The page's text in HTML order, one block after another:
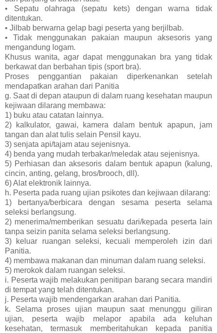
• Sepatu olahraga (sepatu kets) dengan warna tidak
ditentukan.
• Jilbab berwarna gelap bagi peserta yang berjilbab.
• Tidak menggunakan pakaian maupun aksesoris yang
mengandung logam.
Khusus wanita, agar dapat menggunakan bra yang tidak
berkawat dan berbahan tipis (sport bra).
Proses penggantian pakaian diperkenankan setelah
mendapatkan arahan dari Panitia
g. Saat di depan ataupun di dalam ruang kesehatan maupun
kejiwaan dilarang membawa:
1) buku atau catatan lainnya.
2) kalkulator, gawai, kamera dalam bentuk apapun, jam
tangan dan alat tulis selain Pensil kayu.
3) senjata api/tajam atau sejenisnya.
4) benda yang mudah terbakar/meledak atau sejenisnya.
5) Perhiasan dan aksesoris dalam bentuk apapun (kalung,
cincin, anting, gelang, bros/brooch, dll).
6) Alat elektronik lainnya.
h. Peserta pada ruang ujian psikotes dan kejiwaan dilarang:
1) bertanya/berbicara dengan sesama peserta selama
seleksi berlangsung.
2) menerima/memberikan sesuatu dari/kepada peserta lain
tanpa seizin panita selama seleksi berlangsung.
3) keluar ruangan seleksi, kecuali memperoleh izin dari
Panitia.
4) membawa makanan dan minuman dalam ruang seleksi.
5) merokok dalam ruangan seleksi.
i. Peserta wajib melakukan penitipan barang secara mandiri
di tempat yang telah ditentukan.
j. Peserta wajib mendengarkan arahan dari Panitia.
k. Selama proses ujian maupun saat menunggu giliran
ujian, peserta wajib melapor apabila ada keluhan
kesehatan, termasuk memberitahukan kepada panitia